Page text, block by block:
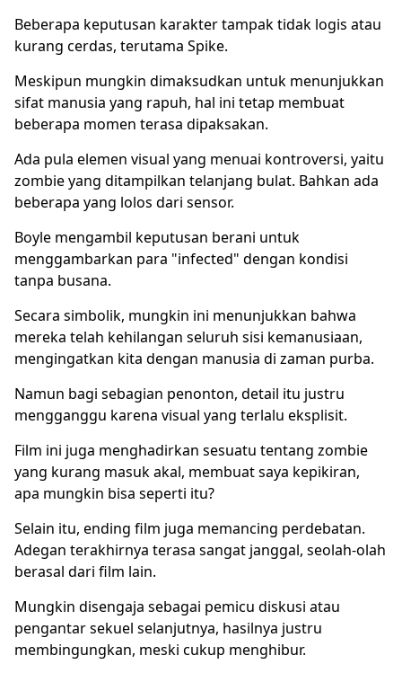
Beberapa keputusan karakter tampak tidak logis atau
kurang cerdas, terutama Spike.
Meskipun mungkin dimaksudkan untuk menunjukkan
sifat manusia yang rapuh, hal ini tetap membuat
beberapa momen terasa dipaksakan.
Ada pula elemen visual yang menuai kontroversi, yaitu
zombie yang ditampilkan telanjang bulat. Bahkan ada
beberapa yang lolos dari sensor.
Boyle mengambil keputusan berani untuk
menggambarkan para "infected" dengan kondisi
tanpa busana.
Secara simbolik, mungkin ini menunjukkan bahwa
mereka telah kehilangan seluruh sisi kemanusiaan,
mengingatkan kita dengan manusia di zaman purba.
Namun bagi sebagian penonton, detail itu justru
mengganggu karena visual yang terlalu eksplisit.
Film ini juga menghadirkan sesuatu tentang zombie
yang kurang masuk akal, membuat saya kepikiran,
apa mungkin bisa seperti itu?
Selain itu, ending film juga memancing perdebatan.
Adegan terakhirnya terasa sangat janggal, seolah-olah
berasal dari film lain.
Mungkin disengaja sebagai pemicu diskusi atau
pengantar sekuel selanjutnya, hasilnya justru
membingungkan, meski cukup menghibur.